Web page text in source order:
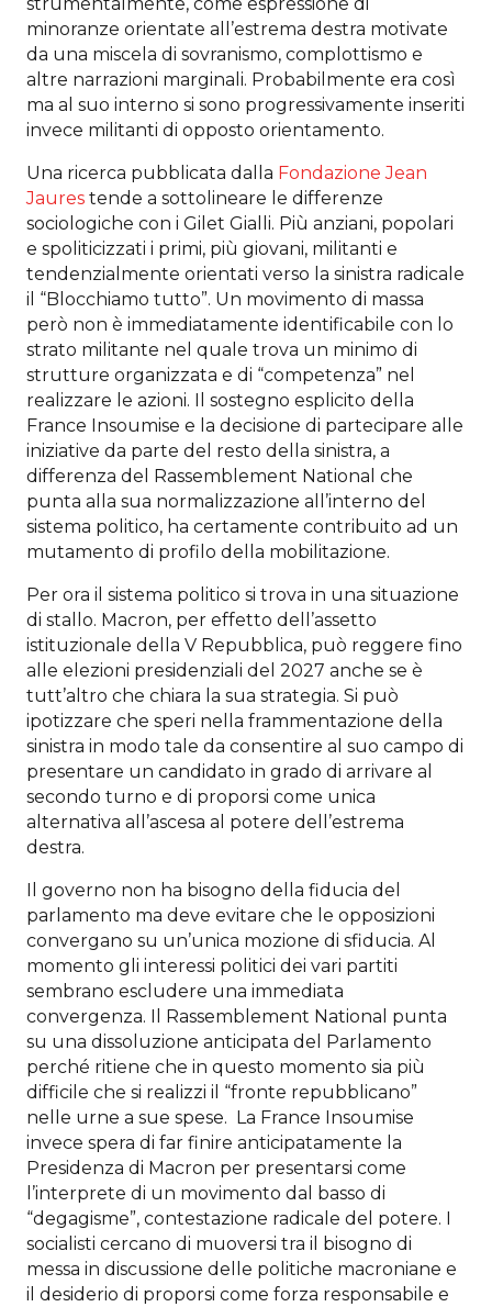
minoranze orientate all’estrema destra motivate
da una miscela di sovranismo, complottismo e
altre narrazioni marginali. Probabilmente era così
ma al suo interno si sono progressivamente inseriti
invece militanti di opposto orientamento.
Una ricerca pubblicata dalla Fondazione Jean
Jaures tende a sottolineare le differenze
sociologiche con i Gilet Gialli. Più anziani, popolari
e spoliticizzati i primi, più giovani, militanti e
tendenzialmente orientati verso la sinistra radicale
il “Blocchiamo tutto”. Un movimento di massa
però non è immediatamente identificabile con lo
strato militante nel quale trova un minimo di
strutture organizzata e di “competenza” nel
realizzare le azioni. Il sostegno esplicito della
France Insoumise e la decisione di partecipare alle
iniziative da parte del resto della sinistra, a
differenza del Rassemblement National che
punta alla sua normalizzazione all’interno del
sistema politico, ha certamente contribuito ad un
mutamento di profilo della mobilitazione.
Per ora il sistema politico si trova in una situazione
di stallo. Macron, per effetto dell’assetto
istituzionale della V Repubblica, può reggere fino
alle elezioni presidenziali del 2027 anche se è
tutt’altro che chiara la sua strategia. Si può
ipotizzare che speri nella frammentazione della
sinistra in modo tale da consentire al suo campo di
presentare un candidato in grado di arrivare al
secondo turno e di proporsi come unica
alternativa all’ascesa al potere dell’estrema
destra.
Il governo non ha bisogno della fiducia del
parlamento ma deve evitare che le opposizioni
convergano su un’unica mozione di sfiducia. Al
momento gli interessi politici dei vari partiti
sembrano escludere una immediata
convergenza. Il Rassemblement National punta
su una dissoluzione anticipata del Parlamento
perché ritiene che in questo momento sia più
difficile che si realizzi il “fronte repubblicano”
nelle urne a sue spese. La France Insoumise
invece spera di far finire anticipatamente la
Presidenza di Macron per presentarsi come
l’interprete di un movimento dal basso di
“degagisme”, contestazione radicale del potere. I
socialisti cercano di muoversi tra il bisogno di
messa in discussione delle politiche macroniane e
il desiderio di proporsi come forza responsabile e